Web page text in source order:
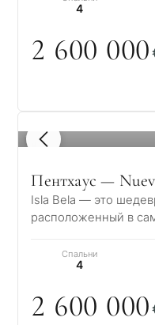
4
2 600 000
1 / 6
Пентхаус —
Isla Bela — это
расположенный в
Спальни
4
2 600 000